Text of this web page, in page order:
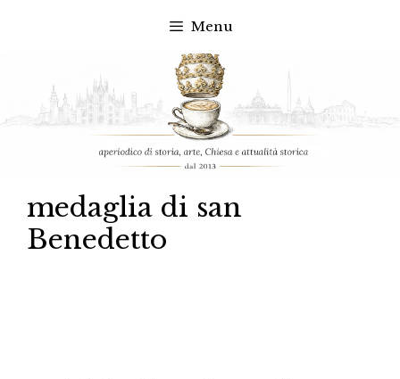
contenuto
Menu
medaglia di san
Benedetto